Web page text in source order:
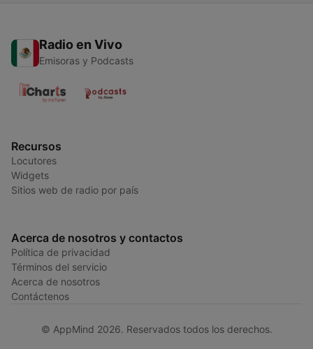
Radio en Vivo
Emisoras y Podcasts
Recursos
Locutores
Widgets
Sitios web de radio por país
Acerca de nosotros y contactos
Política de privacidad
Términos del servicio
Acerca de nosotros
Contáctenos
© AppMind 2026. Reservados todos los derechos.